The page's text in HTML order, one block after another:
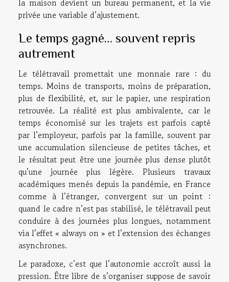
la maison devient un bureau permanent, et la vie
privée une variable d’ajustement.
Le temps gagné… souvent repris
autrement
Le télétravail promettait une monnaie rare : du
temps. Moins de transports, moins de préparation,
plus de flexibilité, et, sur le papier, une respiration
retrouvée. La réalité est plus ambivalente, car le
temps économisé sur les trajets est parfois capté
par l’employeur, parfois par la famille, souvent par
une accumulation silencieuse de petites tâches, et
le résultat peut être une journée plus dense plutôt
qu’une journée plus légère. Plusieurs travaux
académiques menés depuis la pandémie, en France
comme à l’étranger, convergent sur un point :
quand le cadre n’est pas stabilisé, le télétravail peut
conduire à des journées plus longues, notamment
via l’effet « always on » et l’extension des échanges
asynchrones.
Le paradoxe, c’est que l’autonomie accroît aussi la
pression. Être libre de s’organiser suppose de savoir